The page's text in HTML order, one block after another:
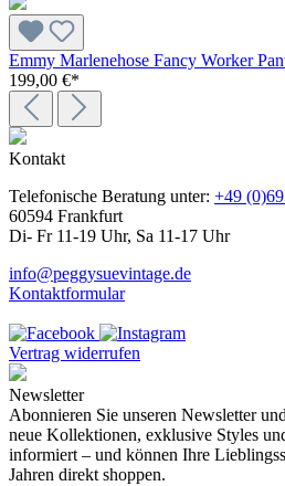
Emmy Marlenehose Fancy Worker
199,00 €*
Kontakt
Telefonische Beratung unter: +49
60594 Frankfurt
Di- Fr 11-19 Uhr, Sa 11-17 Uhr
info@peggysuevintage.de
Kontaktformular
Vertrag widerrufen
Newsletter
Abonnieren Sie unseren Newsletter
neue Kollektionen, exklusive Styles
informiert – und können Ihre
Jahren direkt shoppen.